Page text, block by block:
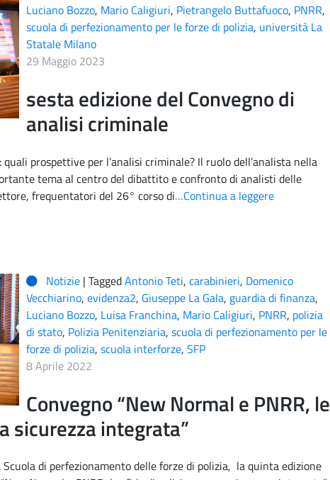
Luciano Bozzo, Mario Caligiuri, Pietrangelo Buttafuoco, PNRR,
scuola di perfezionamento per le forze di polizia, università La
Statale Milano
29 Maggio 2023
sesta edizione del Convegno di
analisi criminale
prospettive per l’analisi criminale? Il ruolo dell’analista nella
tema al centro del dibattito e confronto di analisti delle
frequentatori del 26° corso di…Continua a leggere
Notizie | TaggedAntonio Teti, carabinieri, Domenico
Vecchiarino, evidenza2, Giuseppe La Gala, guardia di finanza,
Luciano Bozzo, Luisa Franchina, Mario Caligiuri, PNRR, polizia
di stato, Polizia Penitenziaria, scuola di perfezionamento per le
forze di polizia, scuola interforze, SFP
8 Aprile 2022
Convegno “New Normal e PNRR, le
sicurezza integrata”
di perfezionamento delle forze di polizia, la quinta edizione